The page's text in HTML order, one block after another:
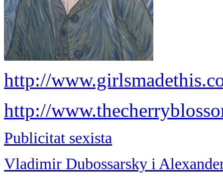
http://
http://
Publicitat sexista
Vladimir Dubossarsky i